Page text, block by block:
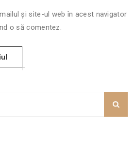
și site-ul web în acest navigator
o să comentez.